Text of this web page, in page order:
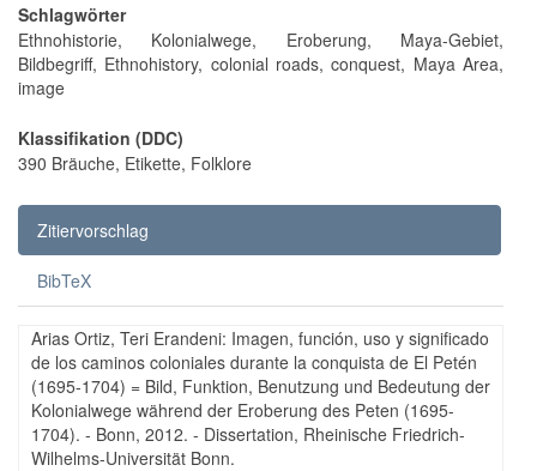
Schlagwörter
Ethnohistorie, Kolonialwege, Eroberung, Maya-Gebiet,
Bildbegriff, Ethnohistory, colonial roads, conquest, Maya Area,
image
Klassifikation (DDC)
390 Bräuche, Etikette, Folklore
Zitiervorschlag
BibTeX
Arias Ortiz, Teri Erandeni: Imagen, función, uso y significado
de los caminos coloniales durante la conquista de El Petén
(1695-1704) = Bild, Funktion, Benutzung und Bedeutung der
Kolonialwege während der Eroberung des Peten (1695-
1704). - Bonn, 2012. - Dissertation, Rheinische Friedrich-
Wilhelms-Universität Bonn.